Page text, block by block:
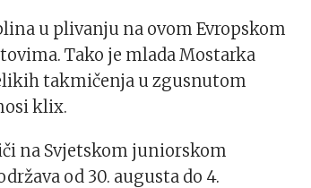
u plivanju na ovom Evropskom
Tako je mlada Mostarka
takmičenja u zgusnutom
klix.
na Svjetskom juniorskom
od 30. augusta do 4.